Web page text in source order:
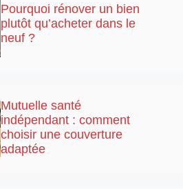
Pourquoi rénover un bien
plutôt qu’acheter dans le
neuf ?
Mutuelle santé
indépendant : comment
choisir une couverture
adaptée